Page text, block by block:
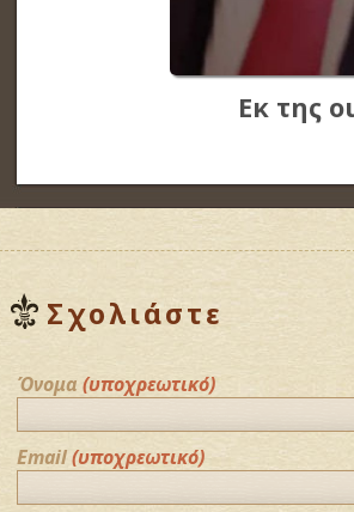
Εκ της
Σχολιάστε
Όνομα (υποχρεωτικό)
Email(υποχρεωτικό)